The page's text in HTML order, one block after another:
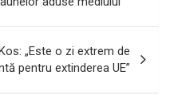
„Este o zi extrem de
pentru extinderea UE”